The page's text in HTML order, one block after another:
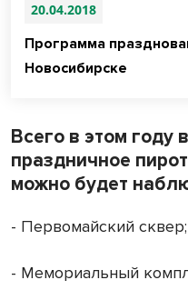
20.04.2018
Программа
Новосибирске
Всего в этом году
праздничное
можно будет
- Первомайский сквер;
- Мемориальный